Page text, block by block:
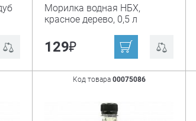
Морилка водная НБХ,
красное дерево, 0,5 л
129₽
Код товара 00075086